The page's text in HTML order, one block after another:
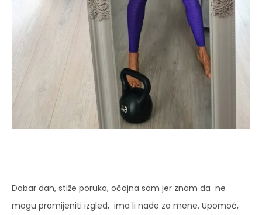
Dobar dan, stiže poruka, očajna sam jer znam da ne
mogu promijeniti izgled, ima li nade za mene. Upomoć,